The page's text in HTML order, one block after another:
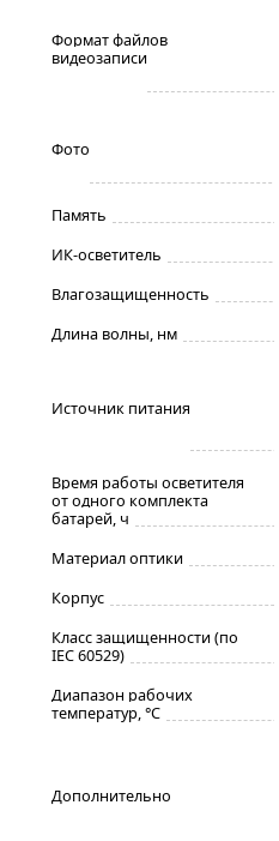
Формат файлов
видеозаписи
Фото
Память
ИК-осветитель
Влагозащищенность
Длина волны, нм
Источник питания
Время работы осветителя
от одного комплекта
батарей, ч
Материал оптики
Корпус
Класс защищенности (по
IEC 60529)
Диапазон рабочих
температур, °С
Дополнительно